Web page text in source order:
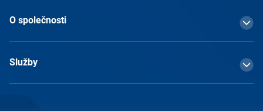
O společnosti
Služby